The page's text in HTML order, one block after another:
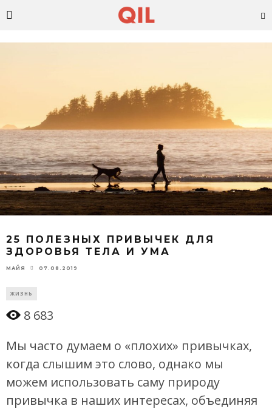
25 ПОЛЕЗНЫХ ПРИВЫЧЕК ДЛЯ
ЗДОРОВЬЯ ТЕЛА И УМА
МАЙЯ 07.08.2019
ЖИЗНЬ
8 683
Мы часто думаем о «плохих» привычках,
когда слышим это слово, однако мы
можем использовать саму природу
привычка в наших интересах, объединяя